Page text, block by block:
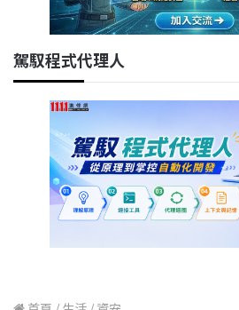
駕馭程式代理人